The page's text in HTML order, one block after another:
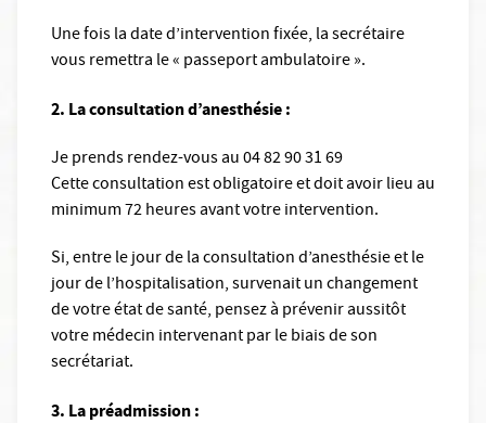
Une fois la date d’intervention fixée, la secrétaire
vous remettra le « passeport ambulatoire ».
2. La consultation d’anesthésie :
Je prends rendez-vous au 04 82 90 31 69
Cette consultation est obligatoire et doit avoir lieu au
minimum 72 heures avant votre intervention.
Si, entre le jour de la consultation d’anesthésie et le
jour de l’hospitalisation, survenait un changement
de votre état de santé, pensez à prévenir aussitôt
votre médecin intervenant par le biais de son
secrétariat.
3. La préadmission :